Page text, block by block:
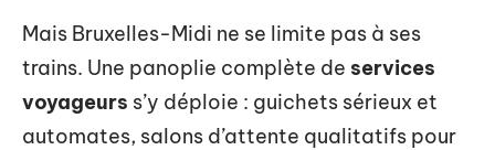
Mais Bruxelles-Midi ne se limite pas à ses
trains. Une panoplie complète de services
voyageurs s’y déploie : guichets sérieux et
automates, salons d’attente qualitatifs pour